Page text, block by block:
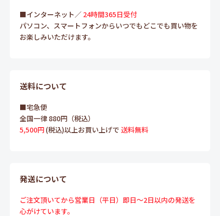
■インターネット／ 24時間365日受付
パソコン、スマートフォンからいつでもどこでも買い物を
お楽しみいただけます。
送料について
■宅急便
全国一律 880円（税込）
5,500円 (税込)以上お買い上げで 送料無料
発送について
ご注文頂いてから営業日（平日）即日～2日以内の発送を
心がけています。